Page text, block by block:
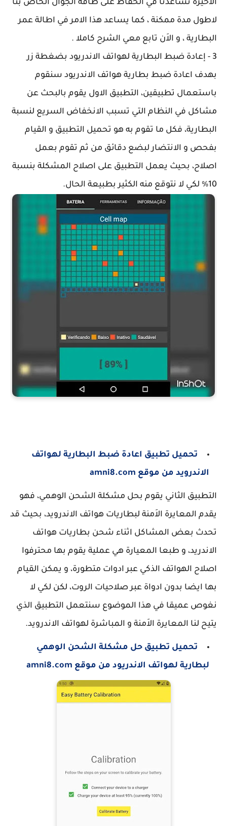
الاخيرة تساعدنا في الحفاظ على طاقة الجوال الخاص بنا
لاطول مدة ممكنة ، كما يساعد هذا الامر في اطالة عمر
البطارية ، و الاَن تابع معي الشرح كاملا .
3 - إعادة ضبط البطارية لهواتف الاندريود بضغطة زر
بهدف اعادة ضبط بطارية هواتف الاندريود سنقوم
باستعمال تطبيقين، التطبيق الاول يقوم بالبحث عن
مشاكل في النظام التي تسبب الانخفاض السريع لنسبة
البطارية، فكل ما تقوم به هو تحميل التطبيق و القيام
بفحص و الانتضار لبضع دقائق من ثم تقوم بعمل
اصلاح، بحيث يعمل التطبيق على اصلاح المشكلة بنسبة
10% لكي لا نتوقع منه الكثير بطبيعة الحال.
تحميل تطبيق اعادة ضبط البطارية لهواتف
الاندرويد من موقع amni8.com
التطبيق الثاني يقوم بحل مشكلة الشحن الوهمي، فهو
يقدم المعايرة الاَمنة لبطاريات هواتف الاندرويد، بحيث قد
تحدث بعض المشاكل اثناء شحن بطاريات هواتف
الاندريد، و طبعا المعيارة هي عملية يقوم بها محترفوا
اصلاح الهواتف الذكي عبر ادوات متطورة، و يمكن القيام
بها ايضا بدون ادواة عبر صلاحيات الروت، لكن لكي لا
نغوص عميقا في هذا الموضوع سنتعمل التطبيق الذي
يتيح لنا المعايرة الاَمنة و المباشرة لهواتف الاندرويد.
تحميل تطبيق حل مشكلة الشحن الوهمي
لبطارية لهواتف الاندريود من موقع amni8.com